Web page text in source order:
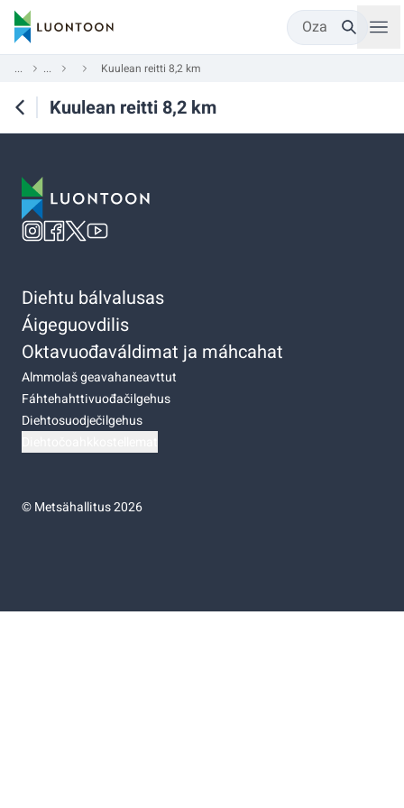
Oza
... ... Kuulean reitti 8,2 km
Kuulean reitti 8,2 km
Diehtu bálvalusas
Áigeguovdilis
Oktavuođaváldimat ja máhcahat
Almmolaš geavahaneavttut
Fáhtehahttivuođačilgehus
Diehtosuodječilgehus
©Metsähallitus 2026